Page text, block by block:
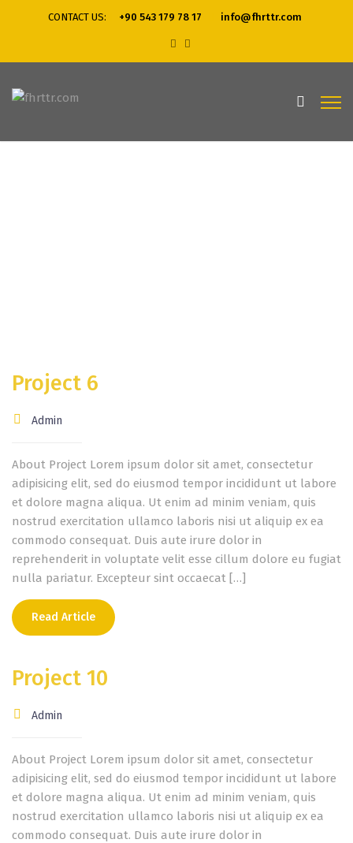
CONTACT US: +90 543 179 78 17 info@fhrttr.com
Project 6
Admin
About Project Lorem ipsum dolor sit amet, consectetur
adipisicing elit, sed do eiusmod tempor incididunt ut labore
et dolore magna aliqua. Ut enim ad minim veniam, quis
nostrud exercitation ullamco laboris nisi ut aliquip ex ea
commodo consequat. Duis aute irure dolor in
reprehenderit in voluptate velit esse cillum dolore eu fugiat
nulla pariatur. Excepteur sint occaecat […]
Read Article
Project 10
Admin
About Project Lorem ipsum dolor sit amet, consectetur
adipisicing elit, sed do eiusmod tempor incididunt ut labore
et dolore magna aliqua. Ut enim ad minim veniam, quis
nostrud exercitation ullamco laboris nisi ut aliquip ex ea
commodo consequat. Duis aute irure dolor in